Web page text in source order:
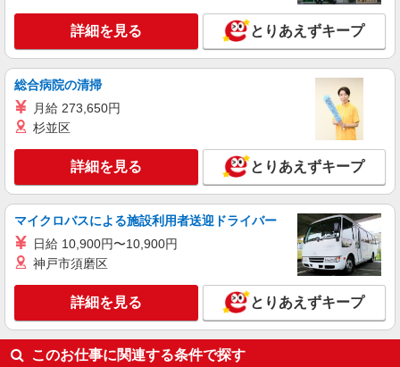
詳細を見る とりあえずキープ
総合病院の清掃
月給 273,650円
杉並区
詳細を見る とりあえずキープ
マイクロバスによる施設利用者送迎ドライバー
日給 10,900円〜10,900円
神戸市須磨区
詳細を見る とりあえずキープ
このお仕事に関連する条件で探す